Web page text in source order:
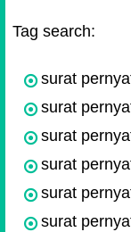
Tag search:
surat
surat
surat
surat
surat
surat